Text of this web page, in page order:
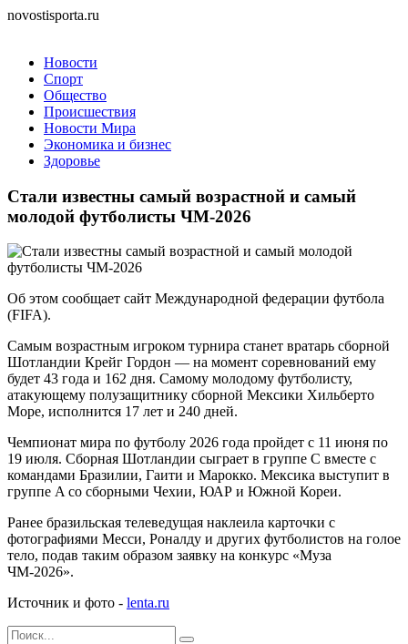
novostisporta.ru
Новости
Спорт
Общество
Происшествия
Новости Мира
Экономика и бизнес
Здоровье
Cтали известны самый возрастной и самый
молодой футболисты ЧМ-2026
Об этом сообщает сайт Международной федерации футбола
(FIFA).
Самым возрастным игроком турнира станет вратарь сборной
Шотландии Крейг Гордон — на момент соревнований ему
будет 43 года и 162 дня. Самому молодому футболисту,
атакующему полузащитнику сборной Мексики Хильберто
Море, исполнится 17 лет и 240 дней.
Чемпионат мира по футболу 2026 года пройдет с 11 июня по
19 июля. Сборная Шотландии сыграет в группе C вместе с
командами Бразилии, Гаити и Марокко. Мексика выступит в
группе A со сборными Чехии, ЮАР и Южной Кореи.
Ранее бразильская телеведущая наклеила карточки с
фотографиями Месси, Роналду и других футболистов на голое
тело, подав таким образом заявку на конкурс «Муза
ЧМ-2026».
Источник и фото - lenta.ru